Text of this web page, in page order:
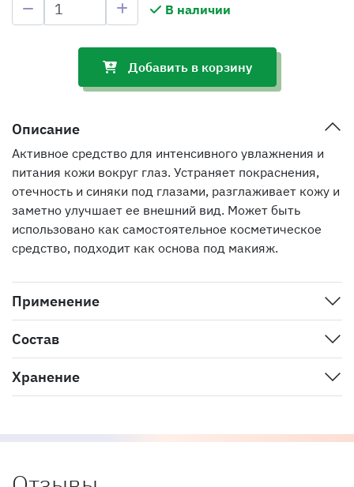
В наличии
Добавить в корзину
Описание
Активное средство для интенсивного увлажнения и
питания кожи вокруг глаз. Устраняет покраснения,
отечность и синяки под глазами, разглаживает кожу и
заметно улучшает ее внешний вид. Может быть
использовано как самостоятельное косметическое
средство, подходит как основа под макияж.
Применение
Состав
Хранение